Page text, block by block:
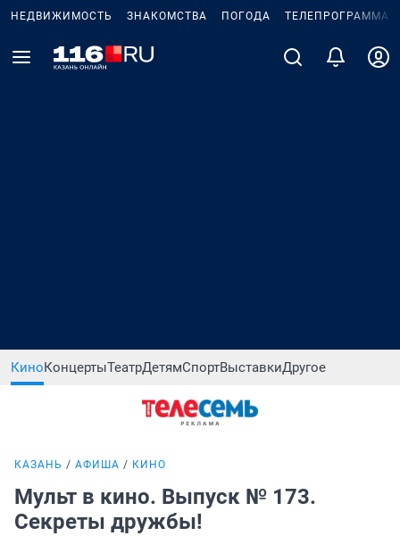
НЕДВИЖИМОСТЬ ЗНАКОМСТВА ПОГОДА ТЕЛЕПРОГРАММА
КиноКонцертыТеатрДетямСпортВыставкиДругое
КАЗАНЬ АФИША КИНО
Мульт в кино. Выпуск № 173.
Секреты дружбы!